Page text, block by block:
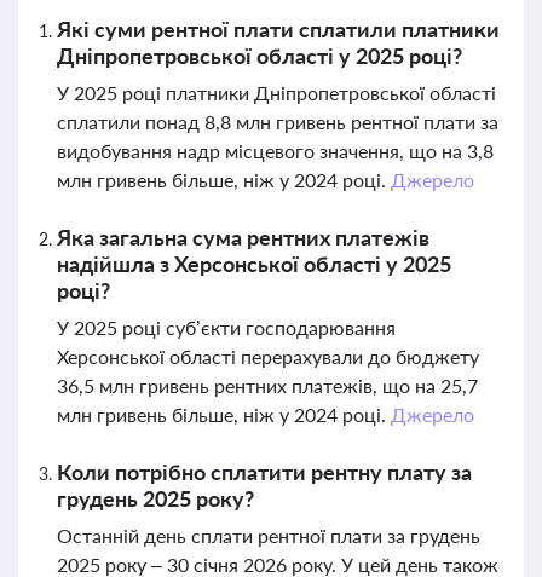
Які суми рентної плати сплатили платники
Дніпропетровської області у 2025 році?
У 2025 році платники Дніпропетровської області
сплатили понад 8,8 млн гривень рентної плати за
видобування надр місцевого значення, що на 3,8
млн гривень більше, ніж у 2024 році. Джерело
Яка загальна сума рентних платежів
надійшла з Херсонської області у 2025
році?
У 2025 році суб’єкти господарювання
Херсонської області перерахували до бюджету
36,5 млн гривень рентних платежів, що на 25,7
млн гривень більше, ніж у 2024 році. Джерело
Коли потрібно сплатити рентну плату за
грудень 2025 року?
Останній день сплати рентної плати за грудень
2025 року – 30 січня 2026 року. У цей день також